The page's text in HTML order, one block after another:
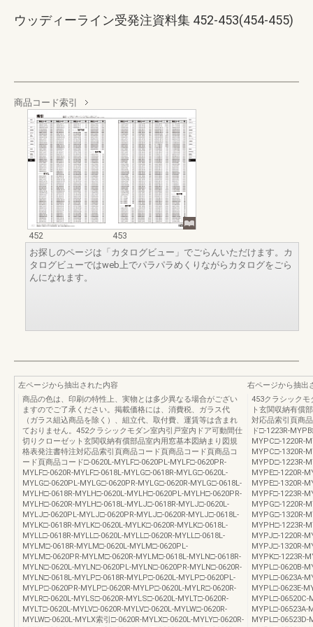
ウッディーライン受発注資料集 452-453(454-455)
商品コード索引
452
453
お探しのページは「カタログビュー」でごらんいただけます。カ
タログビューではweb上でパラパラめくりながらカタログをごら
んになれます。
左ページから抽出された内容
商品の色は、印刷の特性上、実物とは多少異なる場合がござい
ますのでご了承ください。掲載価格には、消費税、ガラス代
（ガラス組込商品を除く）、組立代、取付費、運賃等は含まれ
ておりません。452クラシックモダン室内引戸室内ドア可動間仕
切りクローゼット玄関収納有償部品室内用窓基本図納まり図規
格表発注書特注対応品索引頁商品コード頁商品コード頁商品コ
ード頁商品コード□-0620L-MYLF□-0620PL-MYLF□-0620PR-
MYLF□-0620R-MYLF□-0618L-MYLG□-0618R-MYLG□-0620L-
MYLG□-0620PL-MYLG□-0620PR-MYLG□-0620R-MYLG□-0618L-
MYLH□-0618R-MYLH□-0620L-MYLH□-0620PL-MYLH□-0620PR-
MYLH□-0620R-MYLH□-0618L-MYLJ□-0618R-MYLJ□-0620L-
MYLJ□-0620PL-MYLJ□-0620PR-MYLJ□-0620R-MYLJ□-0618L-
MYLK□-0618R-MYLK□-0620L-MYLK□-0620R-MYLK□-0618L-
MYLL□-0618R-MYLL□-0620L-MYLL□-0620R-MYLL□-0618L-
MYLM□-0618R-MYLM□-0620L-MYLM□-0620PL-
MYLM□-0620PR-MYLM□-0620R-MYLM□-0618L-MYLN□-0618R-
MYLN□-0620L-MYLN□-0620PL-MYLN□-0620PR-MYLN□-0620R-
MYLN□-0618L-MYLP□-0618R-MYLP□-0620L-MYLP□-0620PL-
MYLP□-0620PR-MYLP□-0620R-MYLP□-0620L-MYLR□-0620R-
MYLR□-0620L-MYLS□-0620R-MYLS□-0620L-MYLT□-0620R-
MYLT□-0620L-MYLV□-0620R-MYLV□-0620L-MYLW□-0620R-
MYLW□-0620L-MYLX索引□-0620R-MYLX□-0620L-MYLY□-0620R-
右ページから抽出
453クラシックモ
ト玄関収納有償
対応品索引頁商
ド□-1223R-
MYPC□-1220R-
MYPC□-1320R-
MYPD□-1223R-
MYPE□-1220R-
MYPE□-1320R-
MYPF□-1223R-
MYPG□-1220R-
MYPG□-1320R-
MYPH□-1223R-
MYPJ□-1220R-
MYPJ□-1320R-
MYPK□-1223R-
MYPL□-0620B-
MYPL□-0623A-
MYPL□-0623E-
MYPL□-06520C-
MYPL□-06523A-
MYPL□-06523D-